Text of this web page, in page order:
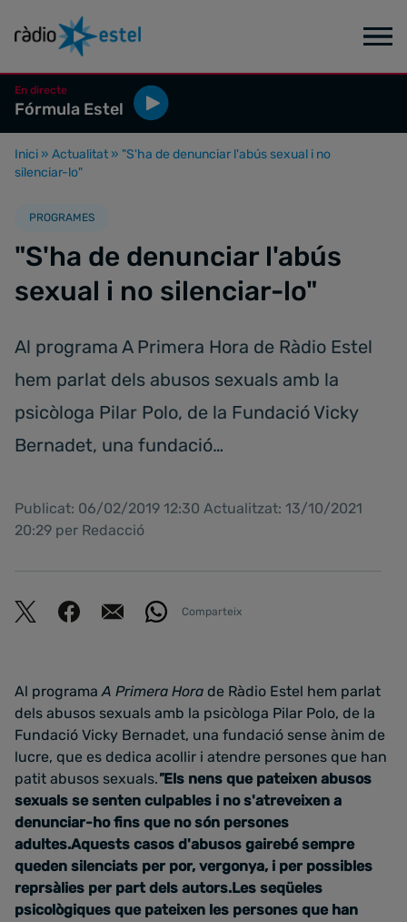
En directe
Fórmula Estel
Inici » Actualitat » "S'ha de denunciar l'abús sexual i no
silenciar-lo"
PROGRAMES
"S'ha de denunciar l'abús
sexual i no silenciar-lo"
Al programa A Primera Hora de Ràdio Estel
hem parlat dels abusos sexuals amb la
psicòloga Pilar Polo, de la Fundació Vicky
Bernadet, una fundació…
Publicat: 06/02/2019 12:30 Actualitzat: 13/10/2021
20:29 per Redacció
Comparteix
Al programaA Primera Hora de Ràdio Estel hem parlat
dels abusos sexuals amb la psicòloga Pilar Polo, de la
Fundació Vicky Bernadet, una fundació sense ànim de
lucre, que es dedica acollir i atendre persones que han
patit abusos sexuals."Els nens que pateixen abusos
sexuals se senten culpables i no s'atreveixen a
denunciar-ho fins que no són persones
adultes.Aquests casos d'abusos gairebé sempre
queden silenciats per por, vergonya, i per possibles
reprsàlies per part dels autors.Les seqüeles
psicològiques que pateixen les persones que han